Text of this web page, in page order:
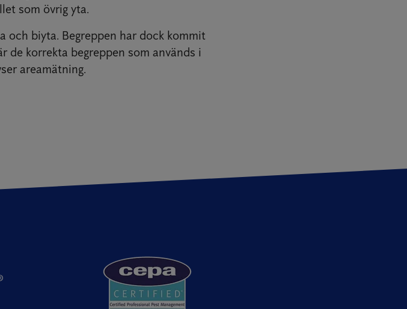
som övrig yta.
och biyta. Begreppen har dock kommit
de korrekta begreppen som används i
areamätning.